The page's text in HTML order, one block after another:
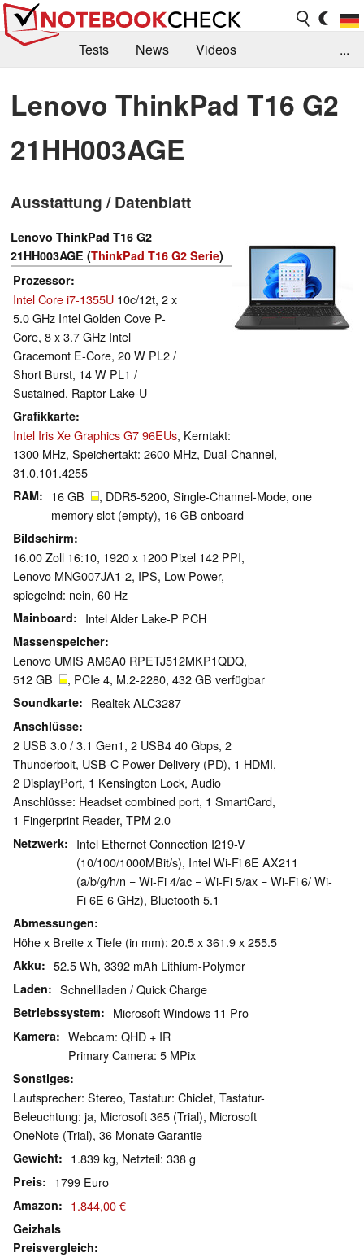
Tests News
Videos
Kaufberatung
Deals Suche
Jobs
Forum
...
Lenovo ThinkPad T16 G2
21HH003AGE
Ausstattung / Datenblatt
Lenovo ThinkPad T16 G2
21HH003AGE (ThinkPad T16 G2 Serie)
Prozessor
Intel Core i7-1355U 10c/12t, 2 x
5.0 GHz Intel Golden Cove P-
Core, 8 x 3.7 GHz Intel
Gracemont E-Core, 20 W PL2 /
Short Burst, 14 W PL1 /
Sustained, Raptor Lake-U
Grafikkarte
Intel Iris Xe Graphics G7 96EUs, Kerntakt:
1300 MHz, Speichertakt: 2600 MHz, Dual-Channel,
31.0.101.4255
RAM 16 GB
, DDR5-5200, Single-Channel-Mode, one
memory slot (empty), 16 GB onboard
Bildschirm
16.00 Zoll 16:10, 1920 x 1200 Pixel 142 PPI,
Lenovo MNG007JA1-2, IPS, Low Power,
spiegelnd: nein, 60 Hz
Mainboard Intel Alder Lake-P PCH
Massenspeicher
Lenovo UMIS AM6A0 RPETJ512MKP1QDQ,
512 GB
, PCIe 4, M.2-2280, 432 GB verfügbar
Soundkarte Realtek ALC3287
Anschlüsse
2 USB 3.0 / 3.1 Gen1, 2 USB4 40 Gbps, 2
Thunderbolt, USB-C Power Delivery (PD), 1 HDMI,
2 DisplayPort, 1 Kensington Lock, Audio
Anschlüsse: Headset combined port, 1 SmartCard,
1 Fingerprint Reader, TPM 2.0
Netzwerk
Intel Ethernet Connection I219-V
(10/100/1000MBit/s), Intel Wi-Fi 6E AX211
(a/b/g/h/n = Wi-Fi 4/ac = Wi-Fi 5/ax = Wi-Fi 6/ Wi-
Fi 6E 6 GHz), Bluetooth 5.1
Abmessungen
Höhe x Breite x Tiefe (in mm): 20.5 x 361.9 x 255.5
Akku 52.5 Wh, 3392 mAh Lithium-Polymer
Laden Schnellladen / Quick Charge
Betriebssystem Microsoft Windows 11 Pro
Kamera
Webcam: QHD + IR
Primary Camera: 5 MPix
Sonstiges
Lautsprecher: Stereo, Tastatur: Chiclet, Tastatur-
Beleuchtung: ja, Microsoft 365 (Trial), Microsoft
OneNote (Trial), 36 Monate Garantie
Gewicht 1.839 kg, Netzteil: 338 g
Preis 1799 Euro
Amazon 1.844,00 €
Geizhals
Preisvergleich